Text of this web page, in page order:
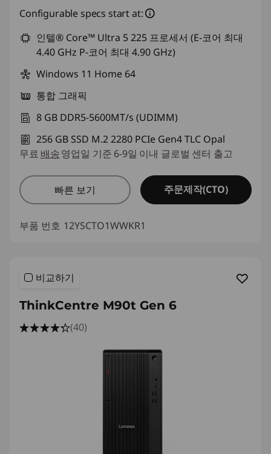
Configurable specs start at:
인텔® Core™ Ultra 5 225 프로세서 (E-코어 최대
4.40 GHz P-코어 최대 4.90 GHz)
Windows 11 Home 64
통합 그래픽
8 GB DDR5-5600MT/s (UDIMM)
256 GB SSD M.2 2280 PCIe Gen4 TLC Opal
무료 배송영업일 기준 6-9일 이내 글로벌 센터 출고
빠른 보기 주문제작(CTO)
부품 번호 12YSCTO1WWKR1
비교하기
ThinkCentre M90t Gen 6
(40)